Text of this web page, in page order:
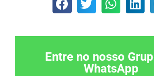
Entre no nosso
WhatsApp